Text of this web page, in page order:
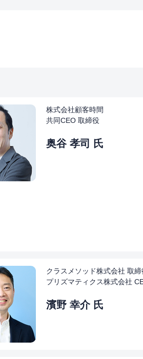
株式会社顧客時間
共同CEO 取締役
奥谷 孝司 氏
クラスメソッド株式会社 取締
プリズマティクス株式会社
濱野 幸介 氏